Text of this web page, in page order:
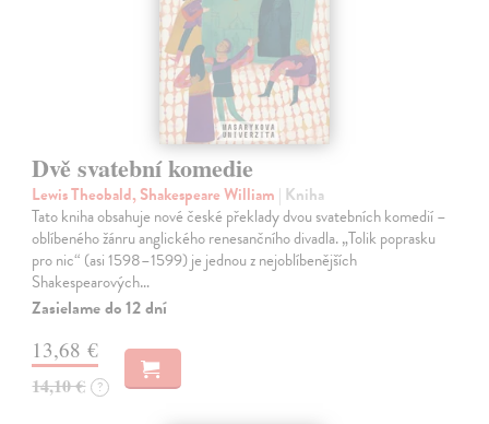
Dvě svatební komedie
Lewis Theobald, Shakespeare William | Kniha
Tato kniha obsahuje nové české překlady dvou svatebních komedií –
oblíbeného žánru anglického renesančního divadla. „Tolik poprasku
pro nic“ (asi 1598–1599) je jednou z nejoblíbenějších
Shakespearových…
Zasielame do 12 dní
13,68 €
14,10 € ?